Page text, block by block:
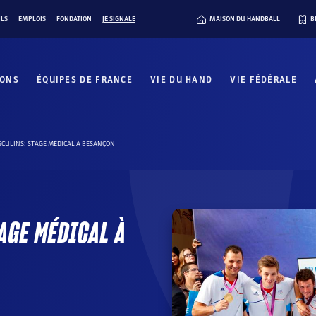
EMPLOIS FONDATION JE SIGNALE MAISON DU HANDBALL
ÉQUIPES DE FRANCE VIE DU HAND VIE FÉDÉRALE
STAGE MÉDICAL À BESANÇON
MÉDICAL À